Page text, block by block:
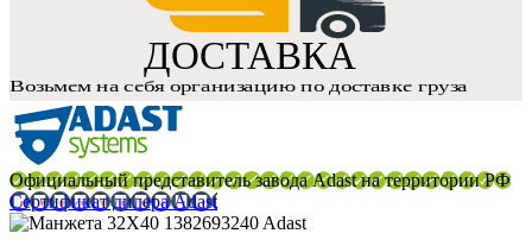
Официальный представитель завода Adast на территории РФ
Сертификат дилера Adast